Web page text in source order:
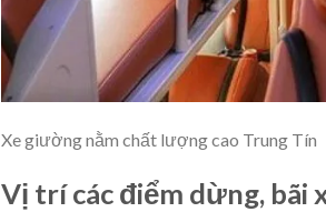
Xe giường nằm chất lượng cao Trung Tín
Vị trí các điểm dừng, bãi